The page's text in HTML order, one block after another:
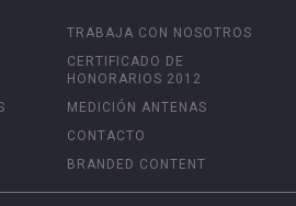
TRABAJA CON NOSOTROS
CERTIFICADO DE
HONORARIOS 2012
MEDICIÓN ANTENAS
CONTACTO
BRANDED CONTENT